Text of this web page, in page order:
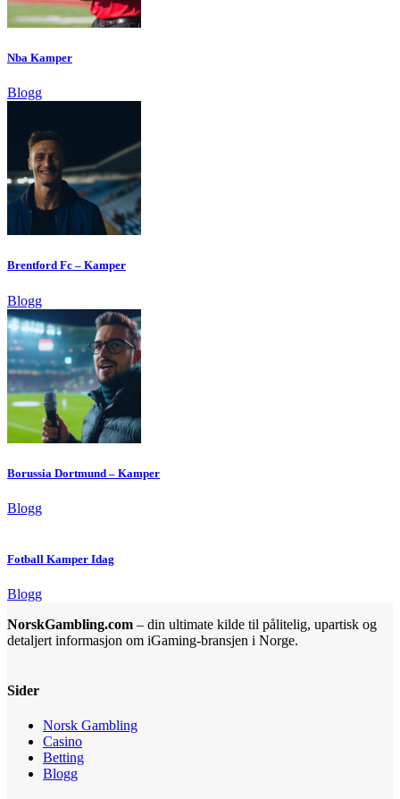
Nba Kamper
Blogg
Brentford Fc – Kamper
Blogg
Borussia Dortmund – Kamper
Blogg
Fotball Kamper Idag
Blogg
NorskGambling.com – din ultimate kilde til pålitelig, upartisk og
detaljert informasjon om iGaming-bransjen i Norge.
Sider
Norsk Gambling
Casino
Betting
Blogg